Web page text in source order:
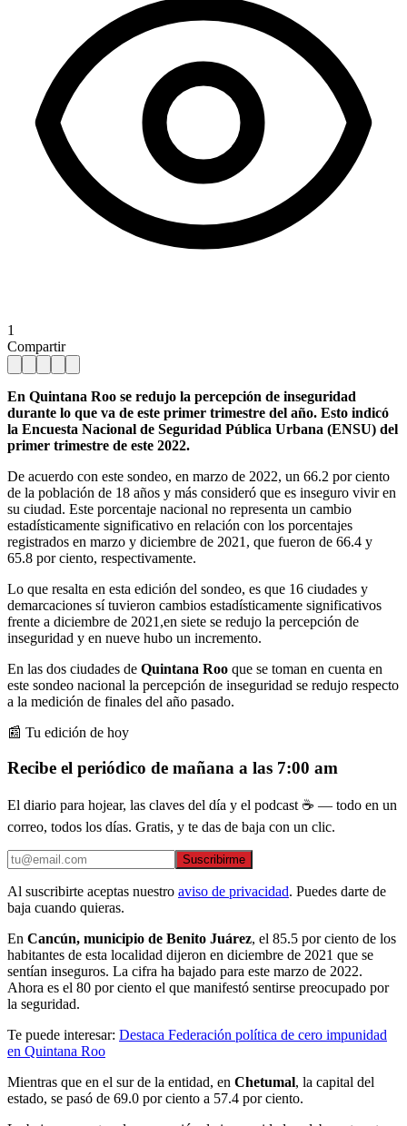
1
Compartir
En Quintana Roo se redujo la percepción de inseguridad
durante lo que va de este primer trimestre del año. Esto indicó
la Encuesta Nacional de Seguridad Pública Urbana (ENSU) del
primer trimestre de este 2022.
De acuerdo con este sondeo, en marzo de 2022, un 66.2 por ciento
de la población de 18 años y más consideró que es inseguro vivir en
su ciudad. Este porcentaje nacional no representa un cambio
estadísticamente significativo en relación con los porcentajes
registrados en marzo y diciembre de 2021, que fueron de 66.4 y
65.8 por ciento, respectivamente.
Lo que resalta en esta edición del sondeo, es que 16 ciudades y
demarcaciones sí tuvieron cambios estadísticamente significativos
frente a diciembre de 2021,en siete se redujo la percepción de
inseguridad y en nueve hubo un incremento.
En las dos ciudades de Quintana Roo que se toman en cuenta en
este sondeo nacional la percepción de inseguridad se redujo respecto
a la medición de finales del año pasado.
📰 Tu edición de hoy
Recibe el periódico de mañana a las 7:00 am
El diario para hojear, las claves del día y el podcast ☕ — todo en un
correo, todos los días. Gratis, y te das de baja con un clic.
Suscribirme
Al suscribirte aceptas nuestro aviso de privacidad. Puedes darte de
baja cuando quieras.
En Cancún, municipio de Benito Juárez, el 85.5 por ciento de los
habitantes de esta localidad dijeron en diciembre de 2021 que se
sentían inseguros. La cifra ha bajado para este marzo de 2022.
Ahora es el 80 por ciento el que manifestó sentirse preocupado por
la seguridad.
Te puede interesar: Destaca Federación política de cero impunidad
en Quintana Roo
Mientras que en el sur de la entidad, en Chetumal, la capital del
estado, se pasó de 69.0 por ciento a 57.4 por ciento.